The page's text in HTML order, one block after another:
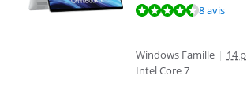
La note est de 8,9 sur 10, basée sur 8 avis.8 avis
Windows Famille | 14 p
Intel Core 7